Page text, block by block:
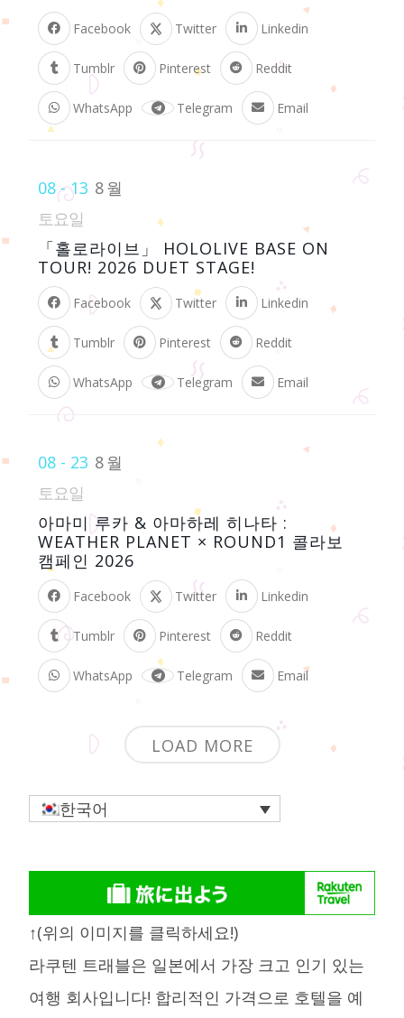
Facebook Twitter Linkedin
Tumblr Pinterest Reddit
WhatsApp Telegram Email
08 - 13 8월
토요일
「홀로라이브」 HOLOLIVE BASE ON
TOUR! 2026 DUET STAGE!
Facebook Twitter Linkedin
Tumblr Pinterest Reddit
WhatsApp Telegram Email
08 - 23 8월
토요일
아마미 루카 & 아마하레 히나타 :
WEATHER PLANET × ROUND1 콜라보
캠페인 2026
Facebook Twitter Linkedin
Tumblr Pinterest Reddit
WhatsApp Telegram Email
LOAD MORE
한국어
↑(위의 이미지를 클릭하세요!)
라쿠텐 트래블은 일본에서 가장 크고 인기 있는
여행 회사입니다! 합리적인 가격으로 호텔을 예